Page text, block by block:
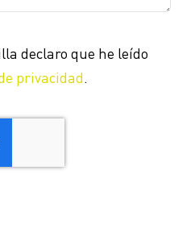
declaro que he leído
privacidad